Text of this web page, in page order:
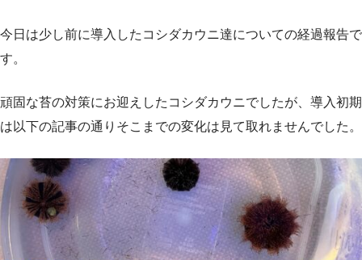
今日は少し前に導入したコシダカウニ達についての経過報告で
す。
頑固な苔の対策にお迎えしたコシダカウニでしたが、導入初期
は以下の記事の通りそこまでの変化は見て取れませんでした。